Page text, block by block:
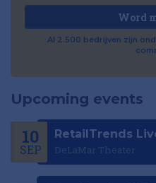
Word
Al 2.500 bedrijven zijn
Upcoming events
10
SEP
RetailTrends
DeLaMar Theater